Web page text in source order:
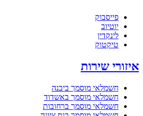
פייסבוק
יוטיוב
לינקדין
טיקטוק
איזורי שירות
חשמלאי מוסמך ביבנה
חשמלאי מוסמך באשדוד
חשמלאי מוסמך ברחובות